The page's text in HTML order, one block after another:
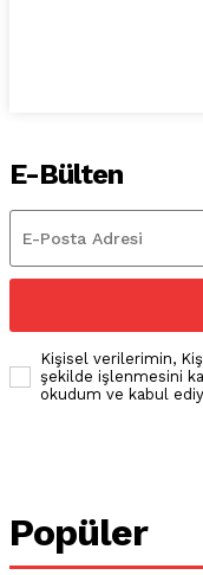
E-Bülten
Kişisel verilerimin,
şekilde işlenmesini
okudum ve kabul
Popüler